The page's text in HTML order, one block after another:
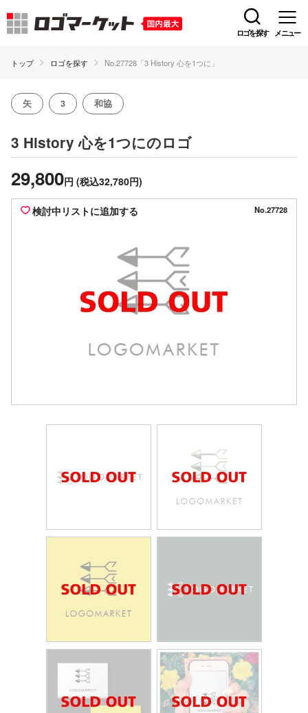
ロゴを探す メニュー
トップ ロゴを探す No.27728「3 History 心を1つに」
矢 3 和協
3 History 心を1つにのロゴ
29,800円 (税込32,780円)
検討中リストに追加する No.27728